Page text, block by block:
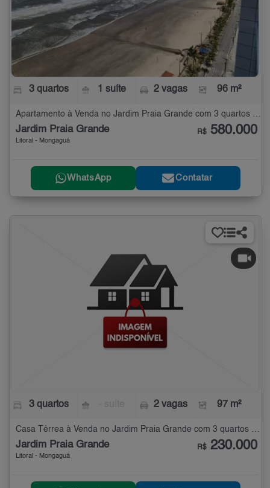
3 quartos 1 suíte 2 vagas 96 m²
Jardim Praia Grande
Litoral - Mongaguá
R$ 580.000
WhatsApp Contatar
3 quartos 2 vagas 97 m²
Casa Térrea à Venda no Jardim Praia Grande com 3 quartos - 97 m²
Jardim Praia Grande
Litoral - Mongaguá
R$ 230.000